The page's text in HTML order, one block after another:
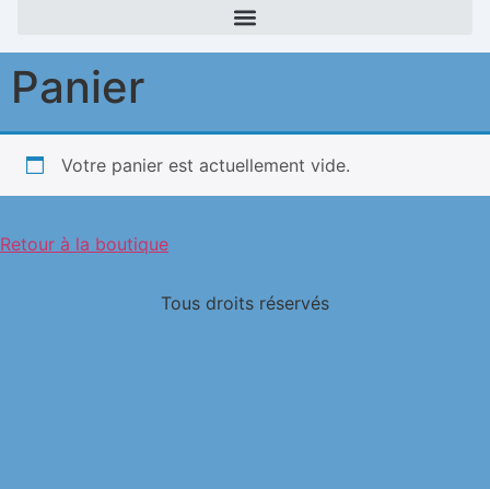
Panier
Votre panier est actuellement vide.
Retour à la boutique
Tous droits réservés